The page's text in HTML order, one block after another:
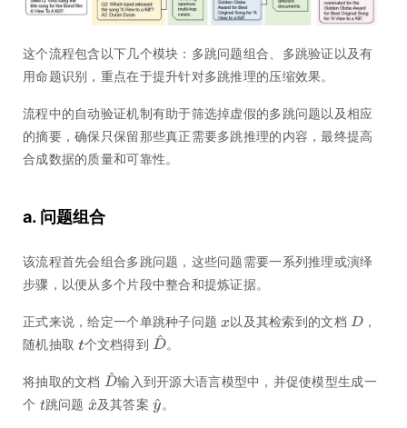
这个流程包含以下几个模块：多跳问题组合、多跳验证以及有
用命题识别，重点在于提升针对多跳推理的压缩效果。
流程中的自动验证机制有助于筛选掉虚假的多跳问题以及相应
的摘要，确保只保留那些真正需要多跳推理的内容，最终提高
合成数据的质量和可靠性。
a. 问题组合
该流程首先会组合多跳问题，这些问题需要一系列推理或演绎
步骤，以便从多个片段中整合和提炼证据。
正式来说，给定一个单跳种子问题 以及其检索到的文档
，
随机抽取
个文档得到 。
将抽取的文档
输入到开源大语言模型中，并促使模型生成一
个
跳问题 及其答案 。